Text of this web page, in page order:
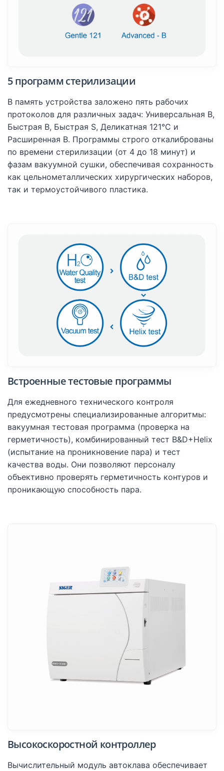
5 программ стерилизации
В память устройства заложено пять рабочих
протоколов для различных задач: Универсальная B,
Быстрая B, Быстрая S, Деликатная 121°C и
Расширенная B. Программы строго откалиброваны
по времени стерилизации (от 4 до 18 минут) и
фазам вакуумной сушки, обеспечивая сохранность
как цельнометаллических хирургических наборов,
так и термоустойчивого пластика.
Встроенные тестовые программы
Для ежедневного технического контроля
предусмотрены специализированные алгоритмы:
вакуумная тестовая программа (проверка на
герметичность), комбинированный тест B&D+Helix
(испытание на проникновение пара) и тест
качества воды. Они позволяют персоналу
объективно проверять герметичность контуров и
проникающую способность пара.
Высокоскоростной контроллер
Вычислительный модуль автоклава обеспечивает